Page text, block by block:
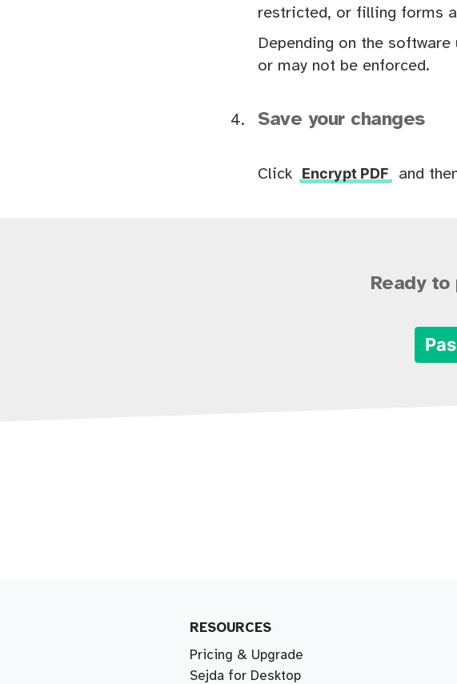
restricted, or filling forms
Depending on the
or may not be enforced.
Save your changes
Click Encrypt PDF and
Ready
RESOURCES
Pricing & Upgrade
Sejda for Desktop